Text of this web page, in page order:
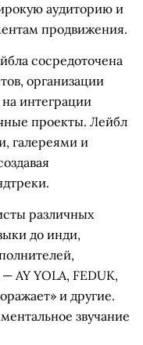
аудиторию и
продвижения.
сосредоточена
организации
интеграции
проекты. Лейбл
галереями и
различных
до инди,
AY YOLA, FEDUK,
и другие.
звучание